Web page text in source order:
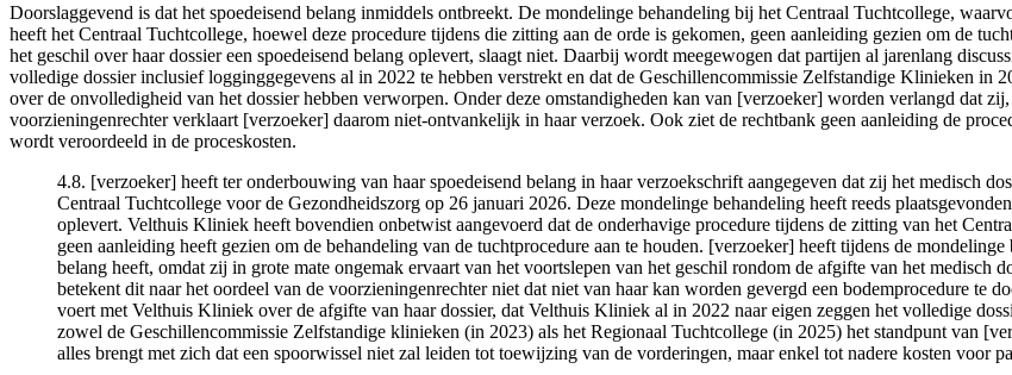
Doorslaggevend is dat het spoedeisend belang inmiddels ontbreekt. De mondelinge behandeling bij het Centraal Tuchtcollege,
heeft het Centraal Tuchtcollege, hoewel deze procedure tijdens die zitting aan de orde is gekomen, geen aanleiding gezien om de
het geschil over haar dossier een spoedeisend belang oplevert, slaagt niet. Daarbij wordt meegewogen dat partijen al jarenlang
volledige dossier inclusief logginggegevens al in 2022 te hebben verstrekt en dat de Geschillencommissie Zelfstandige Klinieken in
over de onvolledigheid van het dossier hebben verworpen. Onder deze omstandigheden kan van [verzoeker] worden verlangd dat
voorzieningenrechter verklaart [verzoeker] daarom niet-ontvankelijk in haar verzoek. Ook ziet de rechtbank geen aanleiding de
wordt veroordeeld in de proceskosten.
4.8. [verzoeker] heeft ter onderbouwing van haar spoedeisend belang in haar verzoekschrift aangegeven dat zij het medisch
Centraal Tuchtcollege voor de Gezondheidszorg op 26 januari 2026. Deze mondelinge behandeling heeft reeds
oplevert. Velthuis Kliniek heeft bovendien onbetwist aangevoerd dat de onderhavige procedure tijdens de zitting van het
geen aanleiding heeft gezien om de behandeling van de tuchtprocedure aan te houden. [verzoeker] heeft tijdens de
belang heeft, omdat zij in grote mate ongemak ervaart van het voortslepen van het geschil rondom de afgifte van het medisch
betekent dit naar het oordeel van de voorzieningenrechter niet dat niet van haar kan worden gevergd een bodemprocedure te
voert met Velthuis Kliniek over de afgifte van haar dossier, dat Velthuis Kliniek al in 2022 naar eigen zeggen het volledige
zowel de Geschillencommissie Zelfstandige klinieken (in 2023) als het Regionaal Tuchtcollege (in 2025) het standpunt van
alles brengt met zich dat een spoorwissel niet zal leiden tot toewijzing van de vorderingen, maar enkel tot nadere kosten voor